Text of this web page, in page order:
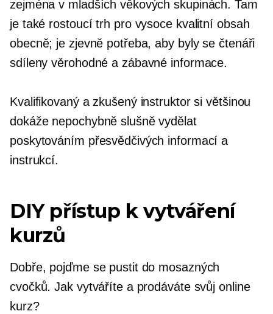
zejména v mladších věkových skupinách. Tam
je také rostoucí trh pro vysoce kvalitní obsah
obecně; je zjevně potřeba, aby byly se čtenáři
sdíleny věrohodné a zábavné informace.
Kvalifikovaný a zkušený instruktor si většinou
dokáže nepochybně slušně vydělat
poskytováním přesvědčivých informací a
instrukcí.
DIY přístup k vytváření
kurzů
Dobře, pojďme se pustit do mosazných
cvočků. Jak vytváříte a prodáváte svůj online
kurz?